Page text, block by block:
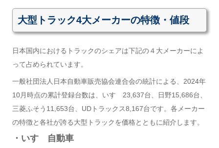
大型トラック4大メーカーの特徴・値段
日本国内におけるトラックのシェアは下記の４大メーカーによ
って占められています。
一般社団法人日本自動車販売協会連合会の統計による、2024年
10月時点の累計登録台数は、いすゞ23,637台、日野15,686台、
三菱ふそう11,653台、UDトラックス8,167台です。各メーカー
の特徴と各社が誇る大型トラックを価格とともに紹介します。
・いすゞ自動車